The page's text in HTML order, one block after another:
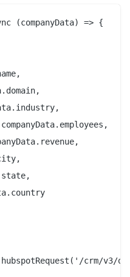
(companyData) => {
crm/v3/